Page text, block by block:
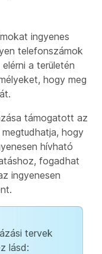
ingyenes
telefonszámok
a területén
hogy meg
támogatott az
hogy
hívható
fogadhat
ingyenesen
tervek
lásd: